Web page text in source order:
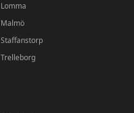
Lomma
Malmö
Staffanstorp
Trelleborg